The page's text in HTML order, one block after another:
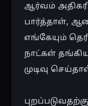
ஆர்வம்
பார்த்தாள்,
எங்கேயும்
நாட்கள் தங்கிய
முடிவு